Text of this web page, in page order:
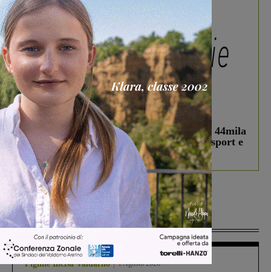
In vetrina 3 Agosto 2026
Estra Notizie agosto: Smart Cities, oltre 44mila
studenti coinvolti, torna il bando per lo sport e
debutta il podcast Estrair
Più lette
Figline Incisa Valdarno 1 Agosto 2026